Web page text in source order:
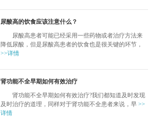
尿酸高的饮食应该注意什么？
尿酸高患者可能已经采用一些药物或者治疗方法来
降低尿酸，但是尿酸高患者的饮食也是很关键的环节，
>>详情
肾功能不全早期如何有效治疗
肾功能不全早期如何有效治疗?我们都知道及时发现
及时治疗的道理，同样对于肾功能不全患者来说，早 >>
详情